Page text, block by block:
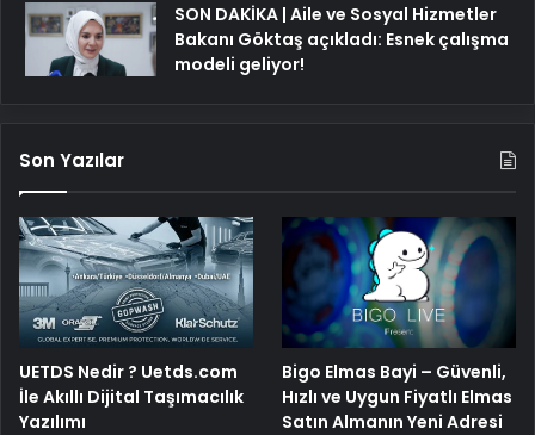
SON DAKİKA | Aile ve Sosyal Hizmetler
Bakanı Göktaş açıkladı: Esnek çalışma
modeli geliyor!
Son Yazılar
UETDS Nedir ? Uetds.com
İle Akıllı Dijital Taşımacılık
Yazılımı
Bigo Elmas Bayi – Güvenli,
Hızlı ve Uygun Fiyatlı Elmas
Satın Almanın Yeni Adresi